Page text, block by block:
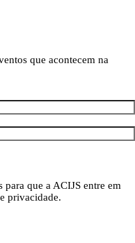
que acontecem na
que a ACIJS entre em
privacidade.